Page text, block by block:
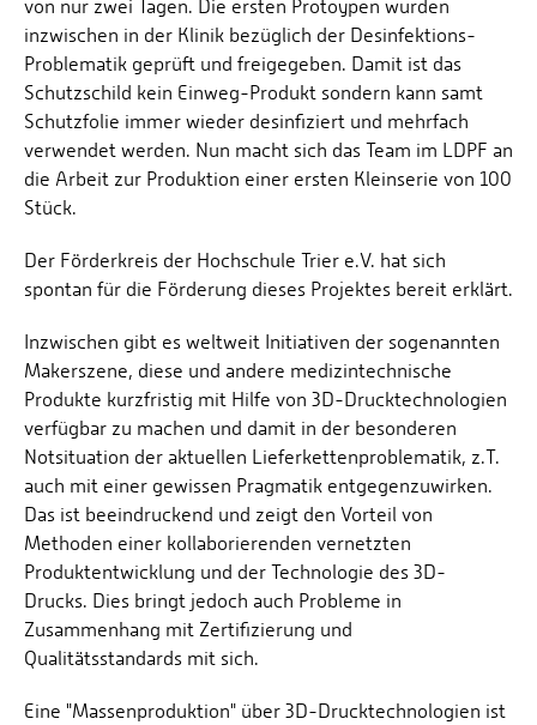
von nur zwei Tagen. Die ersten Protoypen wurden
inzwischen in der Klinik bezüglich der Desinfektions-
Problematik geprüft und freigegeben. Damit ist das
Schutzschild kein Einweg-Produkt sondern kann samt
Schutzfolie immer wieder desinfiziert und mehrfach
verwendet werden. Nun macht sich das Team im LDPF an
die Arbeit zur Produktion einer ersten Kleinserie von 100
Stück.
Der Förderkreis der Hochschule Trier e.V. hat sich
spontan für die Förderung dieses Projektes bereit erklärt.
Inzwischen gibt es weltweit Initiativen der sogenannten
Makerszene, diese und andere medizintechnische
Produkte kurzfristig mit Hilfe von 3D-Drucktechnologien
verfügbar zu machen und damit in der besonderen
Notsituation der aktuellen Lieferkettenproblematik, z.T.
auch mit einer gewissen Pragmatik entgegenzuwirken.
Das ist beeindruckend und zeigt den Vorteil von
Methoden einer kollaborierenden vernetzten
Produktentwicklung und der Technologie des 3D-
Drucks. Dies bringt jedoch auch Probleme in
Zusammenhang mit Zertifizierung und
Qualitätsstandards mit sich.
Eine "Massenproduktion" über 3D-Drucktechnologien ist